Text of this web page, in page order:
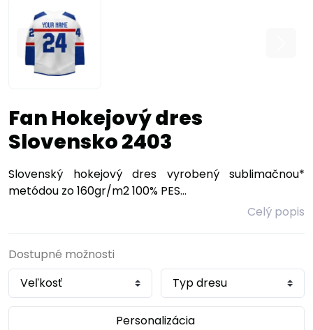
Fan Hokejový dres
Slovensko 2403
Slovenský hokejový dres vyrobený sublimačnou*
metódou zo 160gr/m2 100% PES...
Celý popis
Dostupné možnosti
Personalizácia